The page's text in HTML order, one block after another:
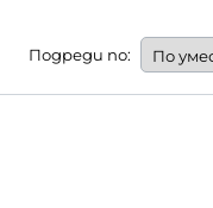
Подреди по: